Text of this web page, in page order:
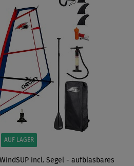
AUF LAGER
WindSUP incl. Segel - aufblasbares